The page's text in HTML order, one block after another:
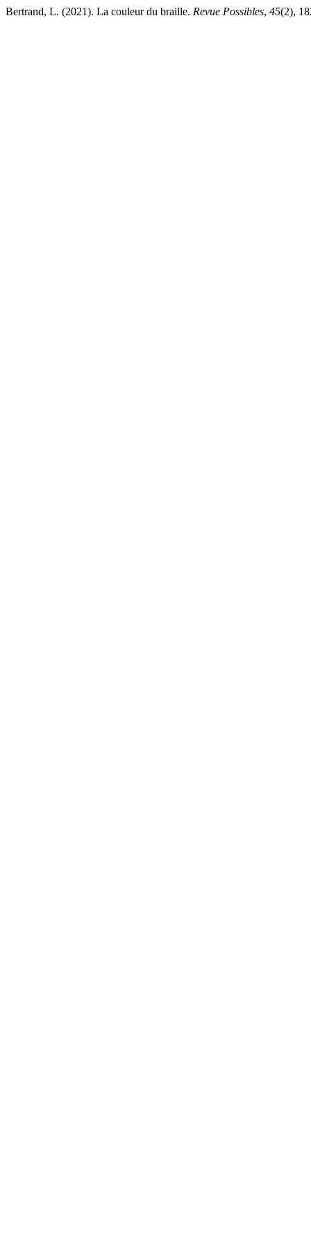
Bertrand, L. (2021). La couleur du braille. Revue Possibles, 45(2),